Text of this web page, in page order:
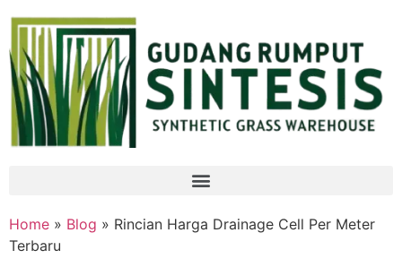
Home » Blog » Rincian Harga Drainage Cell Per Meter
Terbaru